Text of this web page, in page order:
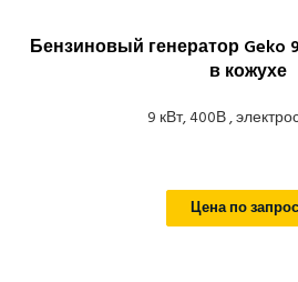
Бензиновый генератор Geko
в кожухе
9 кВт, 400В ,
Цена по